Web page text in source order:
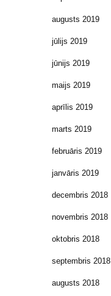
augusts 2019
jūlijs 2019
jūnijs 2019
maijs 2019
aprīlis 2019
marts 2019
februāris 2019
janvāris 2019
decembris 2018
novembris 2018
oktobris 2018
septembris 2018
augusts 2018